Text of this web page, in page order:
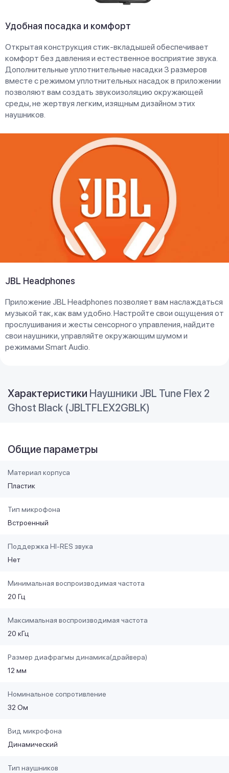
Удобная посадка и комфорт
Открытая конструкция стик-вкладышей обеспечивает
комфорт без давления и естественное восприятие звука.
Дополнительные уплотнительные насадки 3 размеров
вместе с режимом уплотнительных насадок в приложении
позволяют вам создать звукоизоляцию окружающей
среды, не жертвуя легким, изящным дизайном этих
наушников.
JBL Headphones
Приложение JBL Headphones позволяет вам наслаждаться
музыкой так, как вам удобно. Настройте свои ощущения от
прослушивания и жесты сенсорного управления, найдите
свои наушники, управляйте окружающим шумом и
режимами Smart Audio.
Характеристики Наушники JBL Tune Flex 2
Ghost Black (JBLTFLEX2GBLK)
Общие параметры
Материал корпуса
Пластик
Тип микрофона
Встроенный
Поддержка HI-RES звука
Нет
Минимальная воспроизводимая частота
20 Гц
Максимальная воспроизводимая частота
20 кГц
Размер диафрагмы динамика(драйвера)
12 мм
Номинальное сопротивление
32 Ом
Вид микрофона
Динамический
Тип наушников